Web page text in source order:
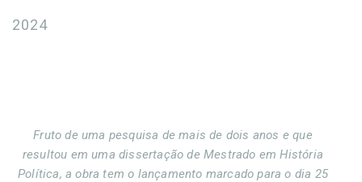
2024
Fruto de uma pesquisa de mais de dois anos e que
resultou em uma dissertação de Mestrado em História
Política, a obra tem o lançamento marcado para o dia 25